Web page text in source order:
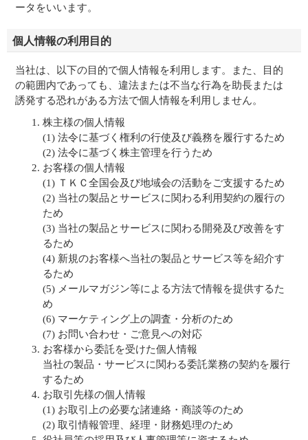
ータをいいます。
個人情報の利用目的
当社は、以下の目的で個人情報を利用します。また、目的
の範囲内であっても、違法または不当な行為を助長または
誘発する恐れがある方法で個人情報を利用しません。
株主様の個人情報
(1) 法令に基づく権利の行使及び義務を履行するため
(2) 法令に基づく株主管理を行うため
お客様の個人情報
(1) ＴＫＣ全国会及び地域会の活動をご支援するため
(2) 当社の製品とサービスに関わる利用契約の履行の
ため
(3) 当社の製品とサービスに関わる開発及び改善をす
るため
(4) 新規のお客様へ当社の製品とサービス等を紹介す
るため
(5) メールマガジン等による方法で情報を提供するた
め
(6) マーケティング上の調査・分析のため
(7) お問い合わせ・ご意見への対応
お客様から委託を受けた個人情報
当社の製品・サービスに関わる委託業務の契約を履行
するため
お取引先様の個人情報
(1) お取引上の必要な諸連絡・商談等のため
(2) 取引情報管理、経理・財務処理のため